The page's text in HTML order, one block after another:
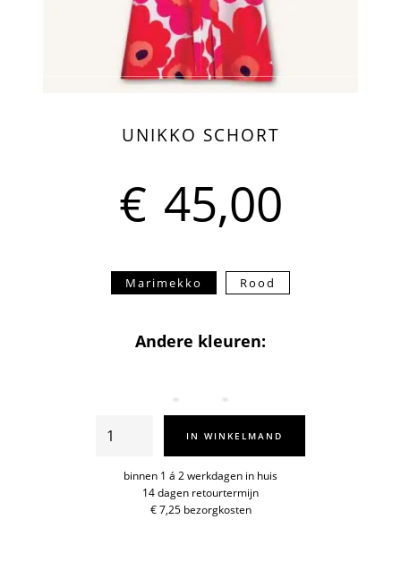
UNIKKO SCHORT
€ 45,00
Marimekko Rood
Andere kleuren:
Unikko
aantal
IN WINKELMAND
binnen 1 á 2 werkdagen in huis
14 dagen retourtermijn
€ 7,25 bezorgkosten